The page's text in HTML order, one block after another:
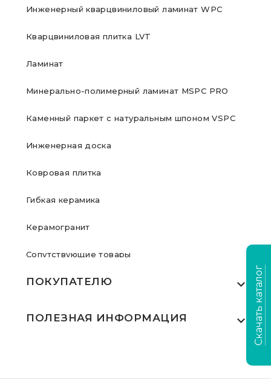
Инженерный кварцвиниловый ламинат WPC
Кварцвиниловая плитка LVT
Ламинат
Минерально-полимерный ламинат MSPC PRO
Каменный паркет с натуральным шпоном VSPC
Инженерная доска
Ковровая плитка
Гибкая керамика
Керамогранит
Сопутствующие товары
ПОКУПАТЕЛЮ
Где купить
ПОЛЕЗНАЯ ИНФОРМАЦИЯ
Видеообзоры
Скачать каталог